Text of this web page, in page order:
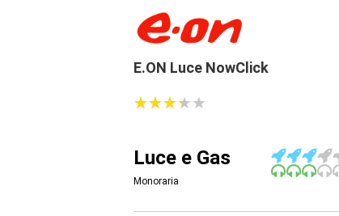
E.ON Luce NowClick
★★★★★
★★★★★
Luce e Gas
Monoraria